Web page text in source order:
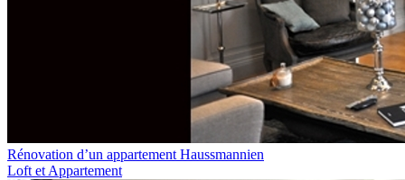
Rénovation d’un appartement Haussmannien
Loft et Appartement